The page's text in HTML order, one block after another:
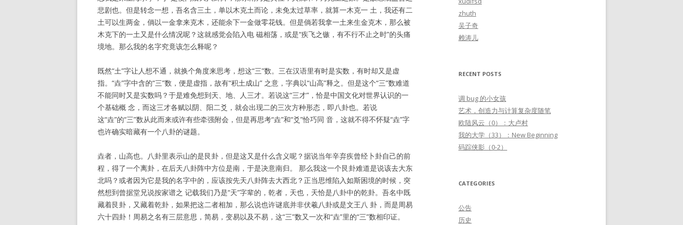
悲剧也。但是转念一想，吾名含三土，单以木克土而论，未免太过草率，就算一木克一 土，我还有二
土可以生两金，倘以一金拿来克木，还能余下一金做零花钱。但是倘若我拿一土来生金克木，那么被
木克下的一土又是什么情况呢？这就感觉会陷入电 磁相荡，或是“疾飞之镞，有不行不止之时”的头痛
境地。那么我的名字究竟该怎么释呢？
既然“土”字让人想不通，就换个角度来思考，想这“三”数。三在汉语里有时是实数，有时却又是虚
指。“垚”字中含的“三”数，便是虚指，故有“积土成山” 之意，字典以“山高”释之。但是这个“三”数难道
不能同时又是实数吗？于是难免想到天、地、人三才。若说这“三才”，恰是中国文化对世界认识的一
个基础概 念，而这三才各赋以阴、阳二爻，就会出现二的三次方种形态，即八卦也。若说
这“垚”的“三”数从此而来或许有些牵强附会，但是再思考“垚”和“爻”恰巧同 音，这就不得不怀疑“垚”字
也许确实暗藏有一个八卦的谜题。
垚者，山高也。八卦里表示山的是艮卦，但是这又是什么含义呢？据说当年辛弃疾曾经卜卦自己的前
程，得了一个离卦，在后天八卦阵中方位是南，于是决意南归。 那么我这一个艮卦难道是说该去大东
北吗？或者因为它是我的名字中的，应该按先天八卦阵去大西北？正当思维陷入如斯困境的时候，突
然想到曾据堂兄说按家谱之 记载我们乃是“天”字辈的，乾者，天也，天恰是八卦中的乾卦。吾名中既
藏着艮卦，又藏着乾卦，如果把这二者相加，那么说也许谜底并非伏羲八卦或是文王八 卦，而是周易
六十四卦！周易之名有三层意思，简易，变易以及不易，这“三”数又一次和“垚”里的“三”数相印证。
zhuth
吴子奇
赖涛儿
RECENT POSTS
调 bug 的小女孩
艺术，创造力与计算复杂度随笔
欧陆风云（0）：大卢村
我的大学（33）：New Beginning
码踪侠影（0-2）
CATEGORIES
公告
历史